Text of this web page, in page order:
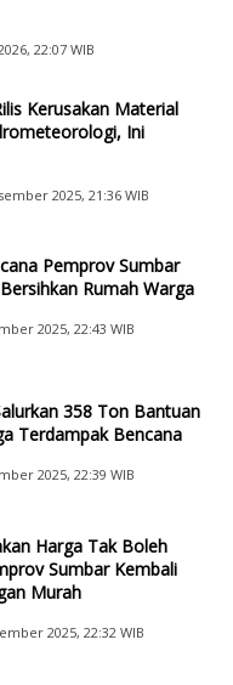
22:07 WIB
Kerusakan Material
Ini
2025, 21:36 WIB
Pemprov Sumbar
Rumah Warga
2025, 22:43 WIB
358 Ton Bantuan
Terdampak Bencana
2025, 22:39 WIB
Harga Tak Boleh
Sumbar Kembali
Murah
2025, 22:32 WIB